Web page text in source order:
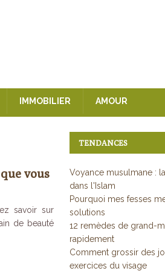
IMMOBILIER AMOUR
vous
savoir sur
de beauté
TENDANCES
Voyance musulmane :
dans l'Islam
Pourquoi mes fesses
solutions
12 remèdes de grand-
rapidement
Comment grossir des
exercices du visage